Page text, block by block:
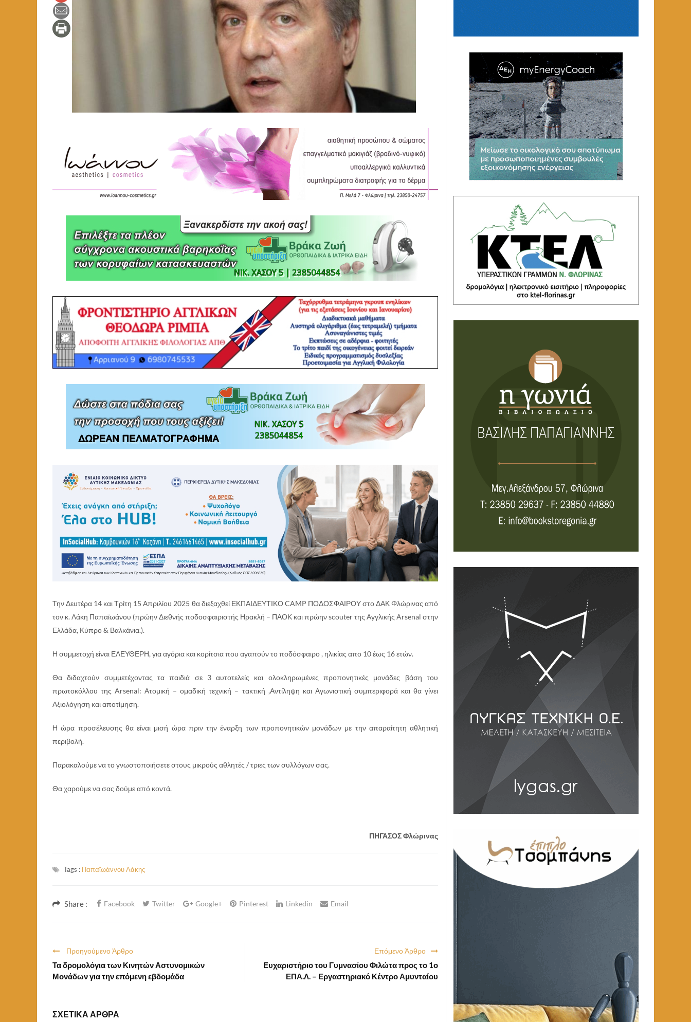
Την Δευτέρα 14 και Τρίτη 15 Απριλίου 2025 θα διεξαχθεί ΕΚΠΑΙΔΕΥΤΙΚΟ CAMP ΠΟΔΟΣΦΑΙΡΟΥ στο ΔΑΚ Φλώρινας από
τον κ. Λάκη Παπαϊωάνου (πρώην Διεθνής ποδοσφαιριστής Ηρακλή – ΠΑΟΚ και πρώην scouter της Αγγλικής Arsenal στην
Ελλάδα, Κύπρο & Βαλκάνια.).
Η συμμετοχή είναι ΕΛΕΥΘΕΡΗ, για αγόρια και κορίτσια που αγαπούν το ποδόσφαιρο , ηλικίας απο 10 έως 16 ετών.
Θα διδαχτούν συμμετέχοντας τα παιδιά σε 3 αυτοτελείς και ολοκληρωμένες προπονητικές μονάδες βάση του
πρωτοκόλλου της Arsenal: Ατομική – ομαδική τεχνική – τακτική ,Αντίληψη και Αγωνιστική συμπεριφορά και θα γίνει
Αξιολόγηση και αποτίμηση.
Η ώρα προσέλευσης θα είναι μισή ώρα πριν την έναρξη των προπονητικών μονάδων με την απαραίτητη αθλητική
περιβολή.
Παρακαλούμε να το γνωστοποιήσετε στους μικρούς αθλητές / τριες των συλλόγων σας.
Θα χαρούμε να σας δούμε από κοντά.
ΠΗΓΑΣΟΣ Φλώρινας
Tags : Παπαϊωάννου Λάκης
Share : Facebook Twitter Google+ Pinterest Linkedin Email
Επόμενο Άρθρο
Ευχαριστήριο του Γυμνασίου Φιλώτα προς το 1ο
ΕΠΑ.Λ. – Εργαστηριακό Κέντρο Αμυνταίου
Προηγούμενο Άρθρο
Τα δρομολόγια των Κινητών Αστυνομικών
Μονάδων για την επόμενη εβδομάδα
ΣΧΕΤΙΚΑ ΑΡΘΡΑ